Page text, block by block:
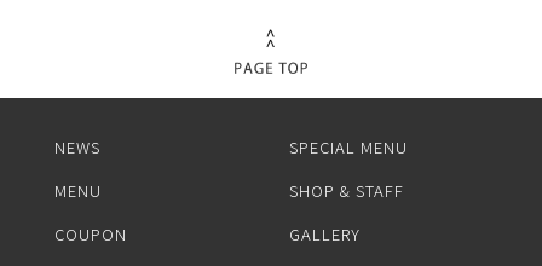
NEWS
SPECIAL MENU
MENU
SHOP & STAFF
COUPON
GALLERY